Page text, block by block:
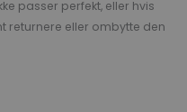
passer perfekt, eller hvis
returnere eller ombytte den